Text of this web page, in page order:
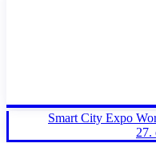
Smart City Expo
27.